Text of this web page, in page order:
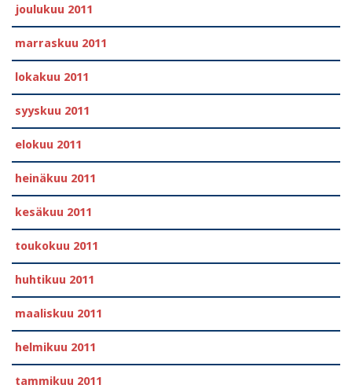
joulukuu 2011
marraskuu 2011
lokakuu 2011
syyskuu 2011
elokuu 2011
heinäkuu 2011
kesäkuu 2011
toukokuu 2011
huhtikuu 2011
maaliskuu 2011
helmikuu 2011
tammikuu 2011